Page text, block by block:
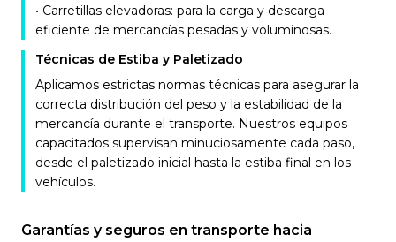
• Carretillas elevadoras: para la carga y descarga
eficiente de mercancías pesadas y voluminosas.
Técnicas de Estiba y Paletizado
Aplicamos estrictas normas técnicas para asegurar la
correcta distribución del peso y la estabilidad de la
mercancía durante el transporte. Nuestros equipos
capacitados supervisan minuciosamente cada paso,
desde el paletizado inicial hasta la estiba final en los
vehículos.
Garantías y seguros en transporte hacia